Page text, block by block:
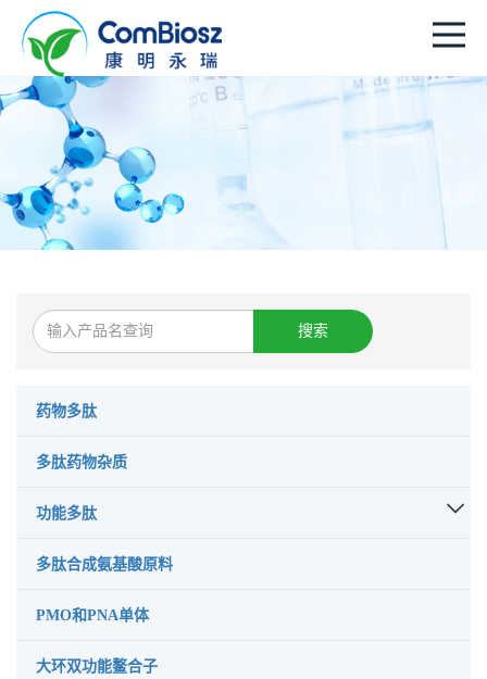
搜索
药物多肽
多肽药物杂质
功能多肽
多肽合成氨基酸原料
PMO和PNA单体
大环双功能鳌合子